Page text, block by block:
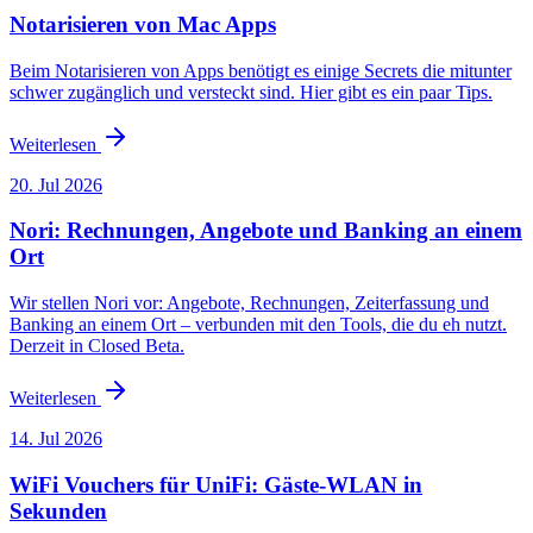
Notarisieren von Mac Apps
Beim Notarisieren von Apps benötigt es einige Secrets die mitunter
schwer zugänglich und versteckt sind. Hier gibt es ein paar Tips.
Weiterlesen
20. Jul 2026
Nori: Rechnungen, Angebote und Banking an einem
Ort
Wir stellen Nori vor: Angebote, Rechnungen, Zeiterfassung und
Banking an einem Ort – verbunden mit den Tools, die du eh nutzt.
Derzeit in Closed Beta.
Weiterlesen
14. Jul 2026
WiFi Vouchers für UniFi: Gäste-WLAN in
Sekunden